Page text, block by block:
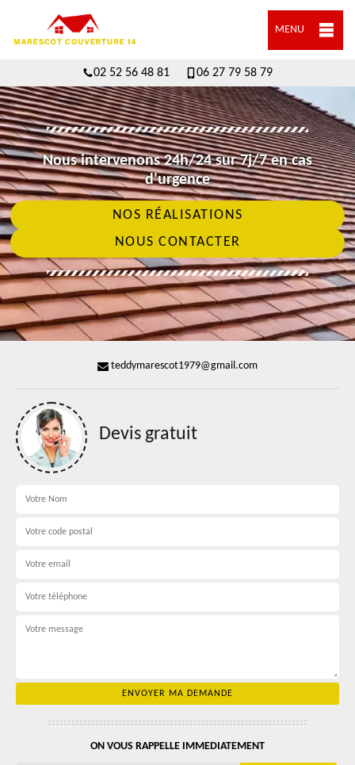
MENU
02 52 56 48 81 06 27 79 58 79
Nous intervenons 24h/24 sur 7j/7 en cas
d'urgence
NOS RÉALISATIONS
NOUS CONTACTER
teddymarescot1979@gmail.com
Devis gratuit
ON VOUS RAPPELLE IMMEDIATEMENT